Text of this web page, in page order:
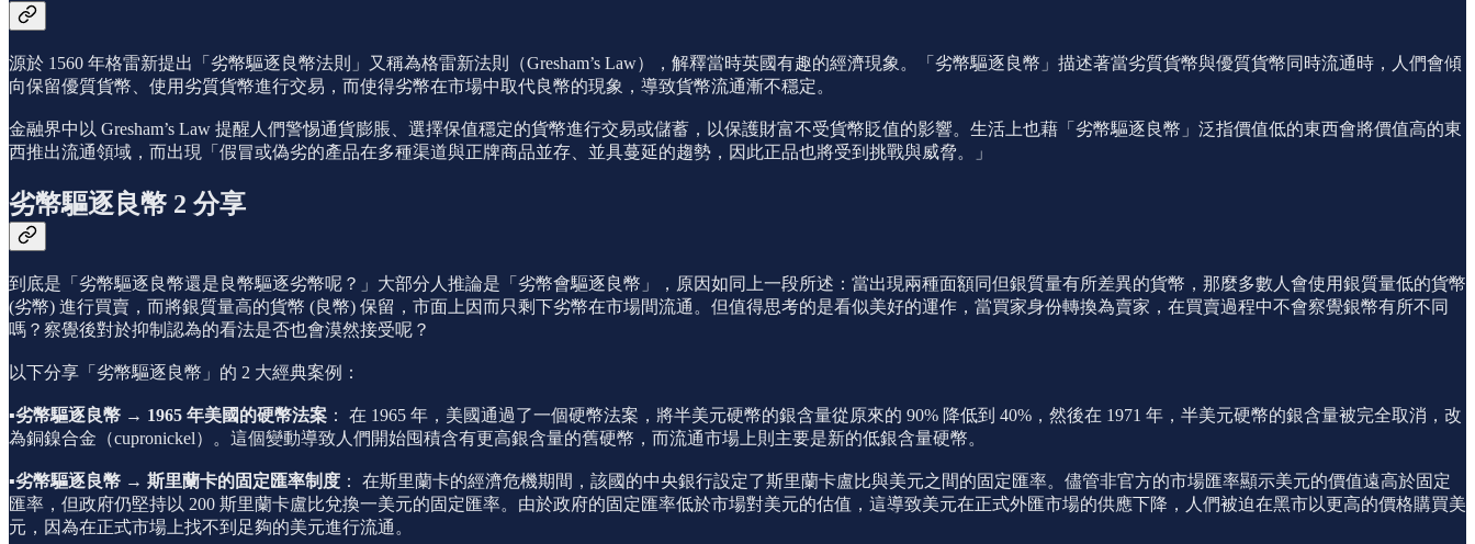
源於 1560 年格雷新提出「劣幣驅逐良幣法則」又稱為格雷新法則（Gresham’s Law），解釋當時英國有趣的經濟現象。「劣幣驅逐良幣」描述著當劣質貨幣與優質貨幣同時流通時，人們會傾
向保留優質貨幣、使用劣質貨幣進行交易，而使得劣幣在市場中取代良幣的現象，導致貨幣流通漸不穩定。
金融界中以 Gresham’s Law 提醒人們警惕通貨膨脹、選擇保值穩定的貨幣進行交易或儲蓄，以保護財富不受貨幣貶值的影響。生活上也藉「劣幣驅逐良幣」泛指價值低的東西會將價值高的東
西推出流通領域，而出現「假冒或偽劣的產品在多種渠道與正牌商品並存、並具蔓延的趨勢，因此正品也將受到挑戰與威脅。」
劣幣驅逐良幣 2 分享
到底是「劣幣驅逐良幣還是良幣驅逐劣幣呢？」大部分人推論是「劣幣會驅逐良幣」，原因如同上一段所述：當出現兩種面額同但銀質量有所差異的貨幣，那麼多數人會使用銀質量低的貨幣
(劣幣) 進行買賣，而將銀質量高的貨幣 (良幣) 保留，市面上因而只剩下劣幣在市場間流通。但值得思考的是看似美好的運作，當買家身份轉換為賣家，在買賣過程中不會察覺銀幣有所不同
嗎？察覺後對於抑制認為的看法是否也會漠然接受呢？
以下分享「劣幣驅逐良幣」的 2 大經典案例：
▪️劣幣驅逐良幣 → 1965 年美國的硬幣法案 ： 在 1965 年，美國通過了一個硬幣法案，將半美元硬幣的銀含量從原來的 90% 降低到 40%，然後在 1971 年，半美元硬幣的銀含量被完全取消，改
為銅鎳合金（cupronickel）。這個變動導致人們開始囤積含有更高銀含量的舊硬幣，而流通市場上則主要是新的低銀含量硬幣。
▪️劣幣驅逐良幣 → 斯里蘭卡的固定匯率制度 ： 在斯里蘭卡的經濟危機期間，該國的中央銀行設定了斯里蘭卡盧比與美元之間的固定匯率。儘管非官方的市場匯率顯示美元的價值遠高於固定
匯率，但政府仍堅持以 200 斯里蘭卡盧比兌換一美元的固定匯率。由於政府的固定匯率低於市場對美元的估值，這導致美元在正式外匯市場的供應下降，人們被迫在黑市以更高的價格購買美
元，因為在正式市場上找不到足夠的美元進行流通。